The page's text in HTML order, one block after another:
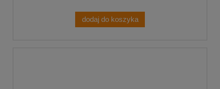
dodaj do koszyka